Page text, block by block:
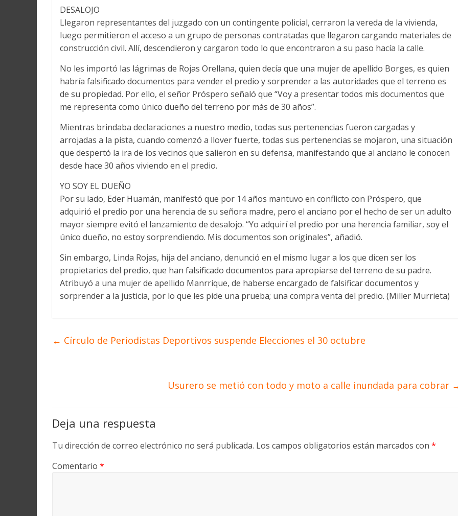
DESALOJO
Llegaron representantes del juzgado con un contingente policial, cerraron la vereda de la vivienda,
luego permitieron el acceso a un grupo de personas contratadas que llegaron cargando materiales de
construcción civil. Allí, descendieron y cargaron todo lo que encontraron a su paso hacía la calle.
No les importó las lágrimas de Rojas Orellana, quien decía que una mujer de apellido Borges, es quien
habría falsificado documentos para vender el predio y sorprender a las autoridades que el terreno es
de su propiedad. Por ello, el señor Próspero señaló que “Voy a presentar todos mis documentos que
me representa como único dueño del terreno por más de 30 años”.
Mientras brindaba declaraciones a nuestro medio, todas sus pertenencias fueron cargadas y
arrojadas a la pista, cuando comenzó a llover fuerte, todas sus pertenencias se mojaron, una situación
que despertó la ira de los vecinos que salieron en su defensa, manifestando que al anciano le conocen
desde hace 30 años viviendo en el predio.
YO SOY EL DUEÑO
Por su lado, Eder Huamán, manifestó que por 14 años mantuvo en conflicto con Próspero, que
adquirió el predio por una herencia de su señora madre, pero el anciano por el hecho de ser un adulto
mayor siempre evitó el lanzamiento de desalojo. “Yo adquirí el predio por una herencia familiar, soy el
único dueño, no estoy sorprendiendo. Mis documentos son originales”, añadió.
Sin embargo, Linda Rojas, hija del anciano, denunció en el mismo lugar a los que dicen ser los
propietarios del predio, que han falsificado documentos para apropiarse del terreno de su padre.
Atribuyó a una mujer de apellido Manrrique, de haberse encargado de falsificar documentos y
sorprender a la justicia, por lo que les pide una prueba; una compra venta del predio. (Miller Murrieta)
← Círculo de Periodistas Deportivos suspende Elecciones el 30 octubre
Usurero se metió con todo y moto a calle inundada para cobrar
Deja una respuesta
Tu dirección de correo electrónico no será publicada. Los campos obligatorios están marcados con *
Comentario *